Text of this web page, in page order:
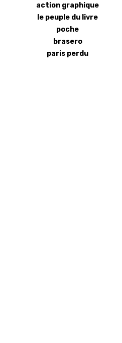
action graphique
le peuple du livre
poche
brasero
paris perdu